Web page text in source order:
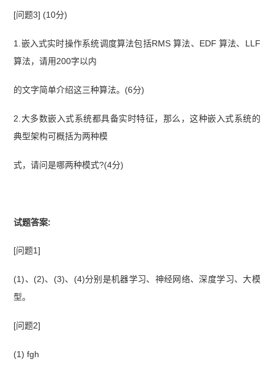
[问题3] (10分)
1.嵌入式实时操作系统调度算法包括RMS 算法、EDF 算法、LLF
算法，请用200字以内
的文字简单介绍这三种算法。(6分)
2.大多数嵌入式系统都具备实时特征，那么，这种嵌入式系统的
典型架构可概括为两种模
式，请问是哪两种模式?(4分)
试题答案:
[问题1]
(1)、(2)、(3)、(4)分别是机器学习、神经网络、深度学习、大模
型。
[问题2]
(1) fgh